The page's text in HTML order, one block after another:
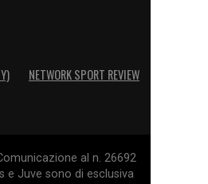
NETWORK SPORT REVIEW
al n. 26692
e Juve sono di esclusiva